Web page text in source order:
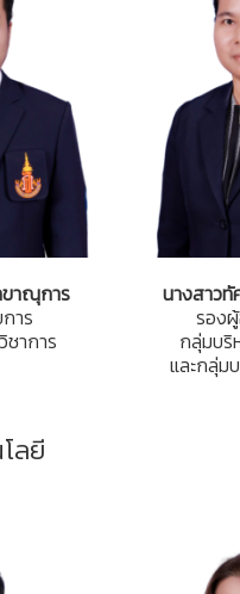
ขาณุการ
าร
ชาการ
นางสาวทั
รอง
กลุ่มบริ
และกลุ่ม
ลยี